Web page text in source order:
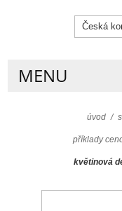
MENU
úvod /
příklady
květinová